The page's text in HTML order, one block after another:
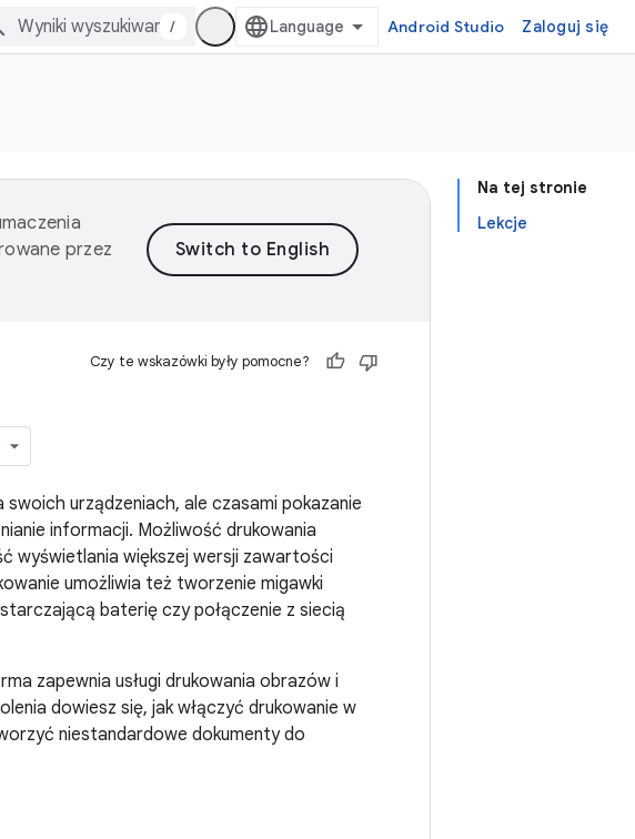
/ Android Studio Zaloguj się
Na tej stronie
Lekcje
przez
Czy te wskazówki były pomocne?
urządzeniach, ale czasami pokazanie
informacji. Możliwość drukowania
wyświetlania większej wersji zawartości
umożliwia też tworzenie migawki
baterię czy połączenie z siecią
zapewnia usługi drukowania obrazów i
dowiesz się, jak włączyć drukowanie w
niestandardowe dokumenty do